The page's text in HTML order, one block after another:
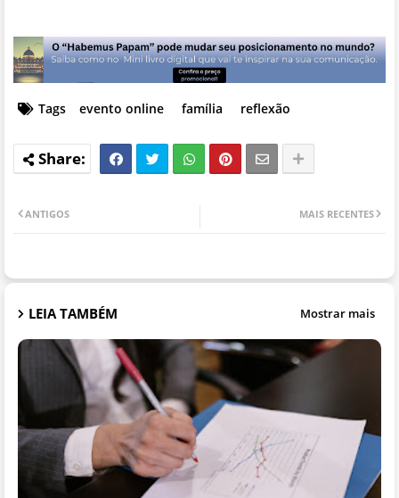
Tags evento online família reflexão
MAIS RECENTES
ANTIGOS
LEIA TAMBÉM Mostrar mais